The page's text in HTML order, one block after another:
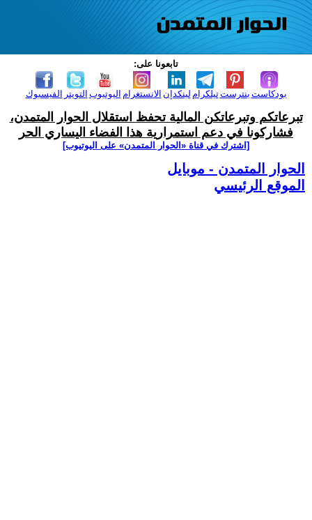
تابعونا على:
الفيسبوك التويتر اليوتيوب الانستغرام لينكدإن تيلكرامبنترست بودكاست
تبرعاتكم وتبرعاتكن المالية تحفظ استقلال الحوار المتمدن،
فشاركونا في دعم استمرارية هذا الفضاء اليساري الحر
[اشترك في قناة ‫«الحوار المتمدن» على اليوتيوب]
الحوار المتمدن - موبايل
الموقع الرئيسي